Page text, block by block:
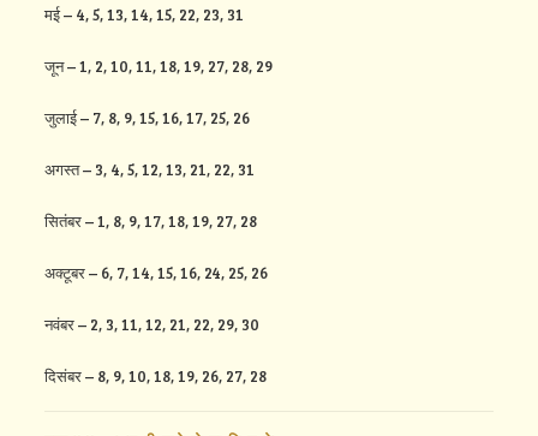
मई – 4, 5, 13, 14, 15, 22, 23, 31
जून – 1, 2, 10, 11, 18, 19, 27, 28, 29
जुलाई – 7, 8, 9, 15, 16, 17, 25, 26
अगस्त – 3, 4, 5, 12, 13, 21, 22, 31
सितंबर – 1, 8, 9, 17, 18, 19, 27, 28
अक्टूबर – 6, 7, 14, 15, 16, 24, 25, 26
नवंबर – 2, 3, 11, 12, 21, 22, 29, 30
दिसंबर – 8, 9, 10, 18, 19, 26, 27, 28